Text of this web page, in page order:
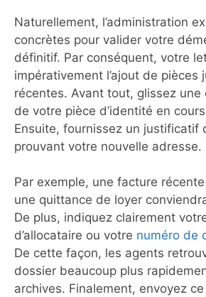
Naturellement, l’administration
concrètes pour valider votre
définitif. Par conséquent, votre
impérativement l’ajout de pièces
récentes. Avant tout, glissez une
de votre pièce d’identité en
Ensuite, fournissez un justificatif
prouvant votre nouvelle adresse.
Par exemple, une facture récente
une quittance de loyer
De plus, indiquez clairement
d’allocataire ou votre numéro de
De cette façon, les agents
dossier beaucoup plus
archives. Finalement, envoyez